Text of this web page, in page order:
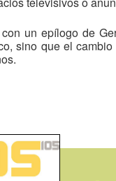
un epílogo de
sino que el